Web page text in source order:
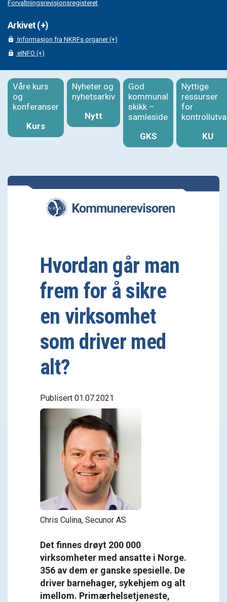
Forvaltningsrevisjonsregisteret
Arkivet (+)
Informasjon fra NKRFs organer (+)
eINFO (+)
Våre kurs
og
konferanser
Kurs
Nyheter og
nyhetsarkiv
Nytt
God
kommunal
skikk –
samleside
GKS
Nyttige
ressurser
for
KU
Hvordan går man
frem for å sikre
en virksomhet
som driver med
alt?
Publisert 01.07.2021
Chris Culina, Secunor AS
Det finnes drøyt 200 000
virksomheter med ansatte i Norge.
356 av dem er ganske spesielle. De
driver barnehager, sykehjem og alt
imellom. Primærhelsetjeneste,